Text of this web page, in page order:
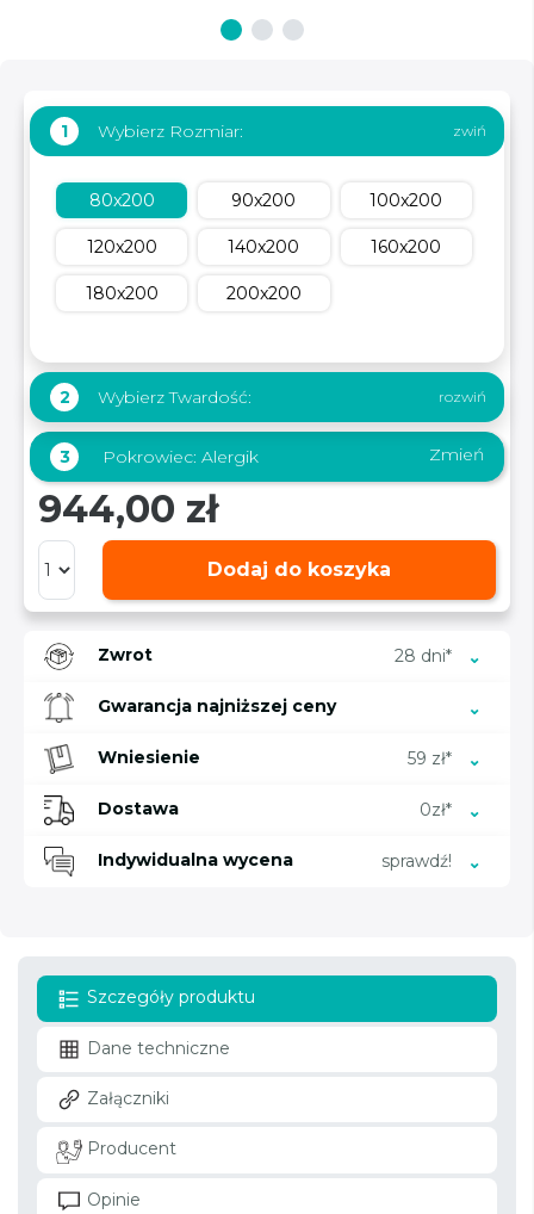
1 Wybierz Rozmiar:
80x200 90x200 100x200
120x200 140x200 160x200
180x200 200x200
2 Wybierz Twardość:
3 Pokrowiec: Alergik Zmień
944,00 zł
Dodaj do koszyka
Zwrot 28 dni*
Gwarancja najniższej ceny
Wniesienie 59 zł*
Dostawa 0zł*
Indywidualna wycena sprawdź!
Szczegóły produktu
Dane techniczne
Załączniki
Producent
Opinie